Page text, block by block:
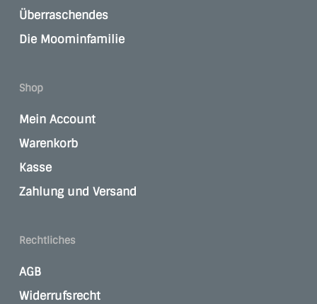
Überraschendes
Die Moominfamilie
Shop
Mein Account
Warenkorb
Kasse
Zahlung und Versand
Rechtliches
AGB
Widerrufsrecht